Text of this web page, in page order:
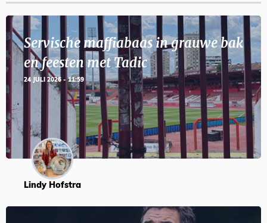
Servische maffiabaas in grauwe bak
en feesten met Tadic
24 JULI 2026 - 11:59
Lindy Hofstra